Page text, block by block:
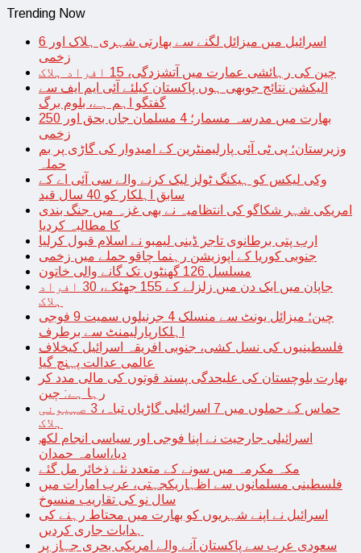
Trending Now
اسرائیل میں میزائل لگنے سے بھارتی شہری ہلاک اور 6
زخمی
چین کی رہائشی عمارت میں آتشزدگی، 15 افراد ہلاک
الیکشن نتائج جوبھی ہوں پاکستان کیلئے آئی ایم ایف سے
گفتگو اہم ہے، بلوم برگ
بھارت میں مدرسہ مسمار؛ 4 مسلمان جاں بحق اور 250
زخمی
وزیرستان؛ پی ٹی آئی پارلیمنٹرین کے امیدوار کی گاڑی پر بم
حملہ
وکی لیکس کو ہیکنگ ٹولز لیک کرنے والے سی آئی اے کے
سابق اہلکار کو 40 سال قید
امریکی شہر شکاگو کی انتظامیہ نے بھی غزہ میں جنگ بندی
کا مطالبہ کردیا
ارب پتی برطانوی تاجر ڈینی لیمبو نے اسلام قبول کرلیا
جنوبی کوریا کے اپوزیشن رہنما چاقو حملے میں زخمی
مسلسل 126 گھنٹوں تک گانے والی خاتون
جاپان میں ایک دن میں زلزلے کے 155 جھٹکے، 30 افراد
ہلاک
چین؛ میزائل یونٹ سے منسلک 4 جرنیلوں سمیت 9 فوجی
اہلکارپارلیمنٹ سے برطرف
فلسطینیوں کی نسل کشی، جنوبی افریقہ اسرائیل کیخلاف
عالمی عدالت پہنچ گیا
بھارت بلوچستان کی علیحدگی پسند قوتوں کی مالی مدد کر
رہا ہے: چین
حماس کے حملوں میں 7 اسرائیلی گاڑیاں تباہ، 3 صہیونی
ہلاک
اسرائیلی جارحیت نے اپنا فوجی اور سیاسی انجام لکھ
دیا،اسامہ حمدان
مکہ مکرمہ میں سونے کے متعدد نئے ذخائر مل گئے
فلسطینی مسلمانوں سے اظہاریکجہتی، عرب امارات میں
سال نو کی تقاریب منسوخ
اسرائیل نے اپنے شہریوں کو بھارت میں محتاط رہنے کی
ہدایات جاری کردیں
سعودی عرب سے پاکستان آنے والے امریکی بحری جہاز پر